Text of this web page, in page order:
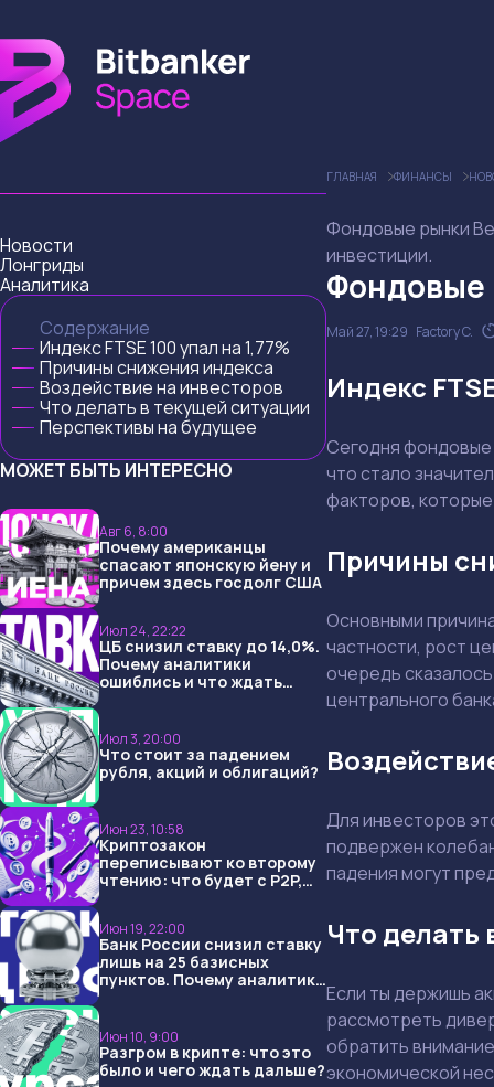
Новости
Лонгриды
Аналитика
Содержание
Индекс FTSE 100 упал на 1,77%
Причины снижения индекса
Воздействие на инвесторов
Что делать в текущей ситуации
Перспективы на будущее
МОЖЕТ БЫТЬ ИНТЕРЕСНО
Авг 6, 8:00
Почему американцы
спасают японскую йену и
причем здесь госдолг США
Июл 24, 22:22
ЦБ снизил ставку до 14,0%.
Почему аналитики
ошиблись и что ждать
Июл 3, 20:00
Что стоит за падением
рубля, акций и облигаций?
Июн 23, 10:58
Криптозакон
переписывают ко второму
чтению: что будет с P2P,
Июн 19, 22:00
Банк России снизил ставку
лишь на 25 базисных
пунктов. Почему аналитики
Июн 10, 9:00
Разгром в крипте: что это
было и чего ждать дальше?
ГЛАВНАЯ ФИНАНСЫ
Фондовые рынки
инвестиции.
Фондовые
Май 27, 19:29 Factory C.
Индекс
Сегодня
что стало
факторов,
Причины
Основными
частности, рост
очередь
центрального
Для инвесторов
подвержен
падения могут
Что делать
Если ты держишь
рассмотреть
обратить
экономической